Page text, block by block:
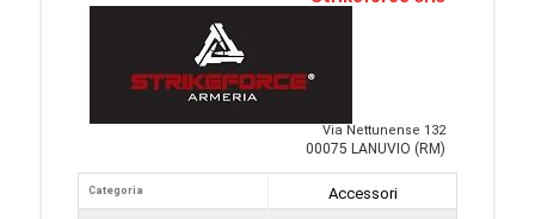
Via Nettunense 132
00075 LANUVIO (RM)
Categoria
Accessori